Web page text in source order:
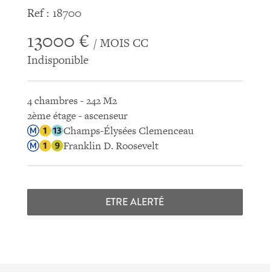
Ref : 18700
13000 € / MOIS CC
Indisponible
4 chambres - 242 M2
2ème étage - ascenseur
Champs-Élysées Clemenceau
Franklin D. Roosevelt
ETRE ALERTÉ